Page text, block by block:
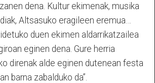
dena. Kultur ekimenak, musika
Altsasuko eragileen eremua…
duen ekimen aldarrikatzailea
eginen dena. Gure herria
direnak alde eginen dutenean festa
barna zabalduko da”.